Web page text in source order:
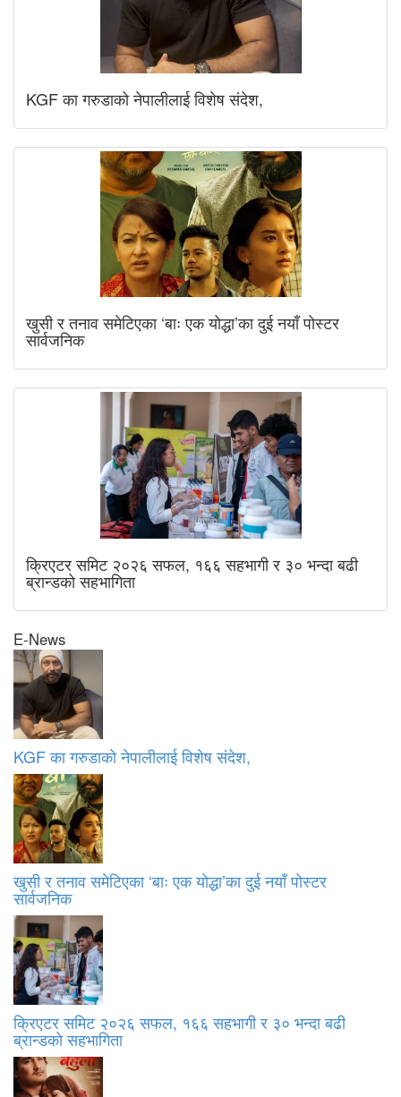
KGF का गरुडाको नेपालीलाई विशेष संदेश,
खुसी र तनाव समेटिएका ‘बाः एक योद्धा’का दुई नयाँ पोस्टर
सार्वजनिक
क्रिएटर समिट २०२६ सफल, १६६ सहभागी र ३० भन्दा बढी
ब्रान्डको सहभागिता
E-News
KGF का गरुडाको नेपालीलाई विशेष संदेश,
खुसी र तनाव समेटिएका ‘बाः एक योद्धा’का दुई नयाँ पोस्टर
सार्वजनिक
क्रिएटर समिट २०२६ सफल, १६६ सहभागी र ३० भन्दा बढी
ब्रान्डको सहभागिता